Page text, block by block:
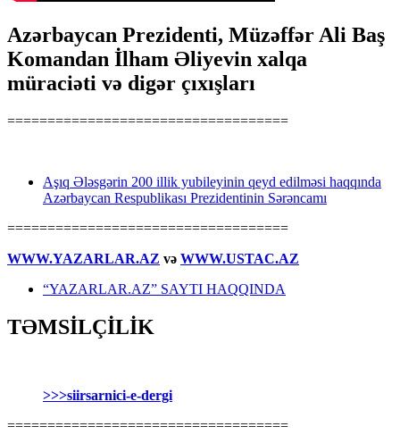
Azərbaycan Prezidenti, Müzəffər Ali Baş
Komandan İlham Əliyevin xalqa
müraciəti və digər çıxışları
===================================
Aşıq Ələsgərin 200 illik yubileyinin qeyd edilməsi haqqında
Azərbaycan Respublikası Prezidentinin Sərəncamı
===================================
WWW.YAZARLAR.AZ və WWW.USTAC.AZ
“YAZARLAR.AZ” SAYTI HAQQINDA
TƏMSİLÇİLİK
>>>siirsarnici-e-dergi
===================================